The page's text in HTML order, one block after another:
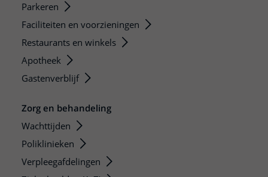
Parkeren
Faciliteiten en voorzieningen
Restaurants en winkels
Apotheek
Gastenverblijf
Zorg en behandeling
Wachttijden
Poliklinieken
Verpleegafdelingen